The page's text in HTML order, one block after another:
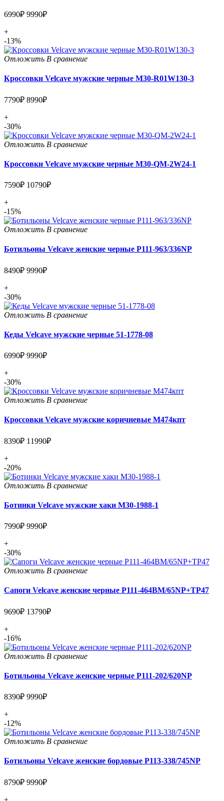
6990₽ 9990₽
+
-13%
Отложить В сравнение
Кроссовки Velcave мужские черные M30-R01W130-3
7790₽ 8990₽
+
-30%
Отложить В сравнение
Кроссовки Velcave мужские черные M30-QM-2W24-1
7590₽ 10790₽
+
-15%
Отложить В сравнение
Ботильоны Velcave женские черные P111-963/336NP
8490₽ 9990₽
+
-30%
Отложить В сравнение
Кеды Velcave мужские черные 51-1778-08
6990₽ 9990₽
+
-30%
Отложить В сравнение
Кроссовки Velcave мужские коричневые М474кпт
8390₽ 11990₽
+
-20%
Отложить В сравнение
Ботинки Velcave мужские хаки M30-1988-1
7990₽ 9990₽
+
-30%
Отложить В сравнение
Сапоги Velcave женские черные P111-464BM/65NP+TP47
9690₽ 13790₽
+
-16%
Отложить В сравнение
Ботильоны Velcave женские черные P111-202/620NP
8390₽ 9990₽
+
-12%
Отложить В сравнение
Ботильоны Velcave женские бордовые P113-338/745NP
8790₽ 9990₽